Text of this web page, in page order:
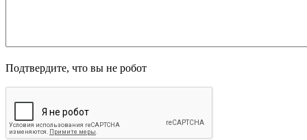
Подтвердите, что вы не робот